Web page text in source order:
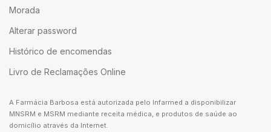
Morada
Alterar password
Histórico de encomendas
Livro de Reclamações Online
A Farmácia Barbosa está autorizada pelo Infarmed a disponibilizar
MNSRM e MSRM mediante receita médica, e produtos de saúde ao
domicílio através da Internet.